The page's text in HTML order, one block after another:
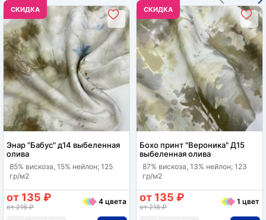
CКИДКА
Энар "Бабус" д14 выбеленная
олива
85% вискоза, 15% нейлон; 125
гр/м2
от 135 ₽
от 216 ₽
4 цвета
CКИДКА
Бохо принт "Вероника" Д15
выбеленная олива
87% вискоза, 13% нейлон; 123
гр/м2
от 135 ₽
от 216 ₽
1 цвет